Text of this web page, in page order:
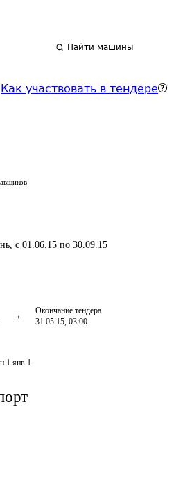
Найти машины
Как участвовать в тендере
,с 01.06.15 по 30.09.15
Окончание тендера
31.05.15, 03:00
1 янв 1